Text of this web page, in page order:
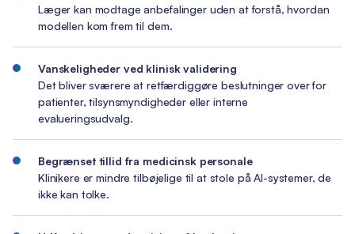
Læger kan modtage anbefalinger uden at forstå, hvordan
modellen kom frem til dem.
Vanskeligheder ved klinisk validering
Det bliver sværere at retfærdiggøre beslutninger over for
patienter, tilsynsmyndigheder eller interne
evalueringsudvalg.
Begrænset tillid fra medicinsk personale
Klinikere er mindre tilbøjelige til at stole på AI-systemer, de
ikke kan tolke.